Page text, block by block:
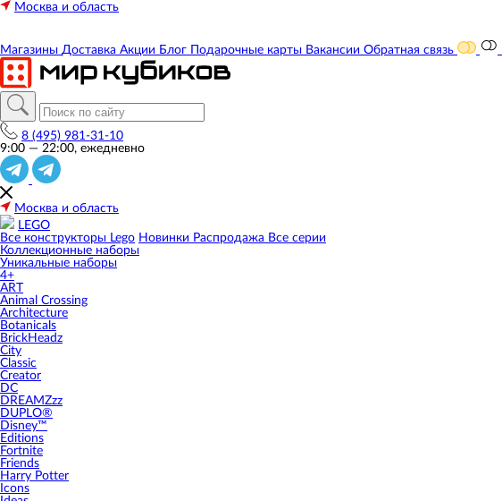
Москва и область
Магазины Доставка Акции Блог Подарочные карты Вакансии Обратная связь
8 (495) 981-31-10
9:00 — 22:00, ежедневно
Москва и область
LEGO
Все конструкторы Lego Новинки Распродажа Все серии
Коллекционные наборы
Уникальные наборы
4+
ART
Animal Crossing
Architecture
Botanicals
BrickHeadz
City
Classic
Creator
DC
DREAMZzz
DUPLO®
Disney™
Editions
Fortnite
Friends
Harry Potter
Icons